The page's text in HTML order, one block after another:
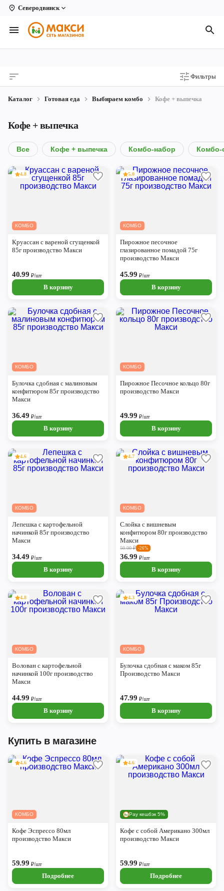
Северодвинск
Вологда
Архангельск
Киров
Коряжма
Котлас
Новодвинск
Рыбинск
Череповец
Ярославль
Фильтры
Каталог Готовая еда Выбираем комбо Кофе + выпечка
Кофе + выпечка
Все Кофе + выпечка Комбо-набор Комбо-
КОМБО
4.8
Круассан с вареной сгущенкой
85г производство Макси
40.99₽/шт
В корзину
КОМБО
5.0
Пирожное песочное
глазированное помадой 75г
производство Макси
45.99₽/шт
В корзину
КОМБО
Булочка сдобная с малиновым
конфитюром 85г производство
Макси
36.49₽/шт
В корзину
КОМБО
Пирожное Песочное кольцо 80г
производство Макси
49.99₽/шт
В корзину
КОМБО
4.6
Лепешка с картофельной
начинкой 85г производство
Макси
34.49₽/шт
В корзину
КОМБО
4.7
Слойка с вишневым
конфитюром 80г производство
Макси
50.00₽ -26%
36.99₽/шт
В корзину
КОМБО
4.8
Волован с картофельной
начинкой 100г производство
Макси
44.99₽/шт
В корзину
КОМБО
4.3
Булочка сдобная с маком 85г
Производство Макси
47.99₽/шт
В корзину
Купить в магазине
КОМБО
4.6
Кофе Эспрессо 80мл
производство Макси
59.99₽/шт
Подробнее
Pay кешбэк 5%
4.6
Кофе с собой Американо 300мл
производство Макси
59.99₽/шт
Подробнее